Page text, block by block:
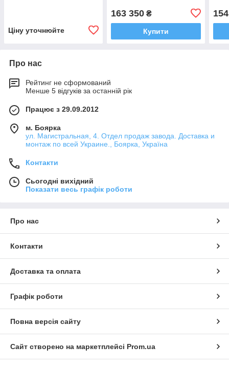
Ціну уточнюйте
163 350₴
Купити
Про нас
Рейтинг не сформований
Менше 5 відгуків за останній рік
Працює з 29.09.2012
м. Боярка
ул. Магистральная, 4. Отдел продаж завода. Доставка и
монтаж по всей Украине., Боярка, Україна
Контакти
Сьогодні вихідний
Показати весь графік роботи
Про нас
Контакти
Доставка та оплата
Графік роботи
Повна версія сайту
Сайт створено на маркетплейсі Prom.ua